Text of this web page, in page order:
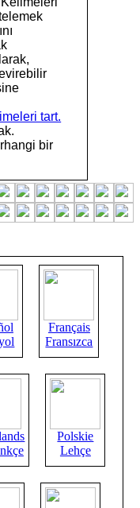
tart.
bir
Français
Fransızca
Polskie
Lehçe